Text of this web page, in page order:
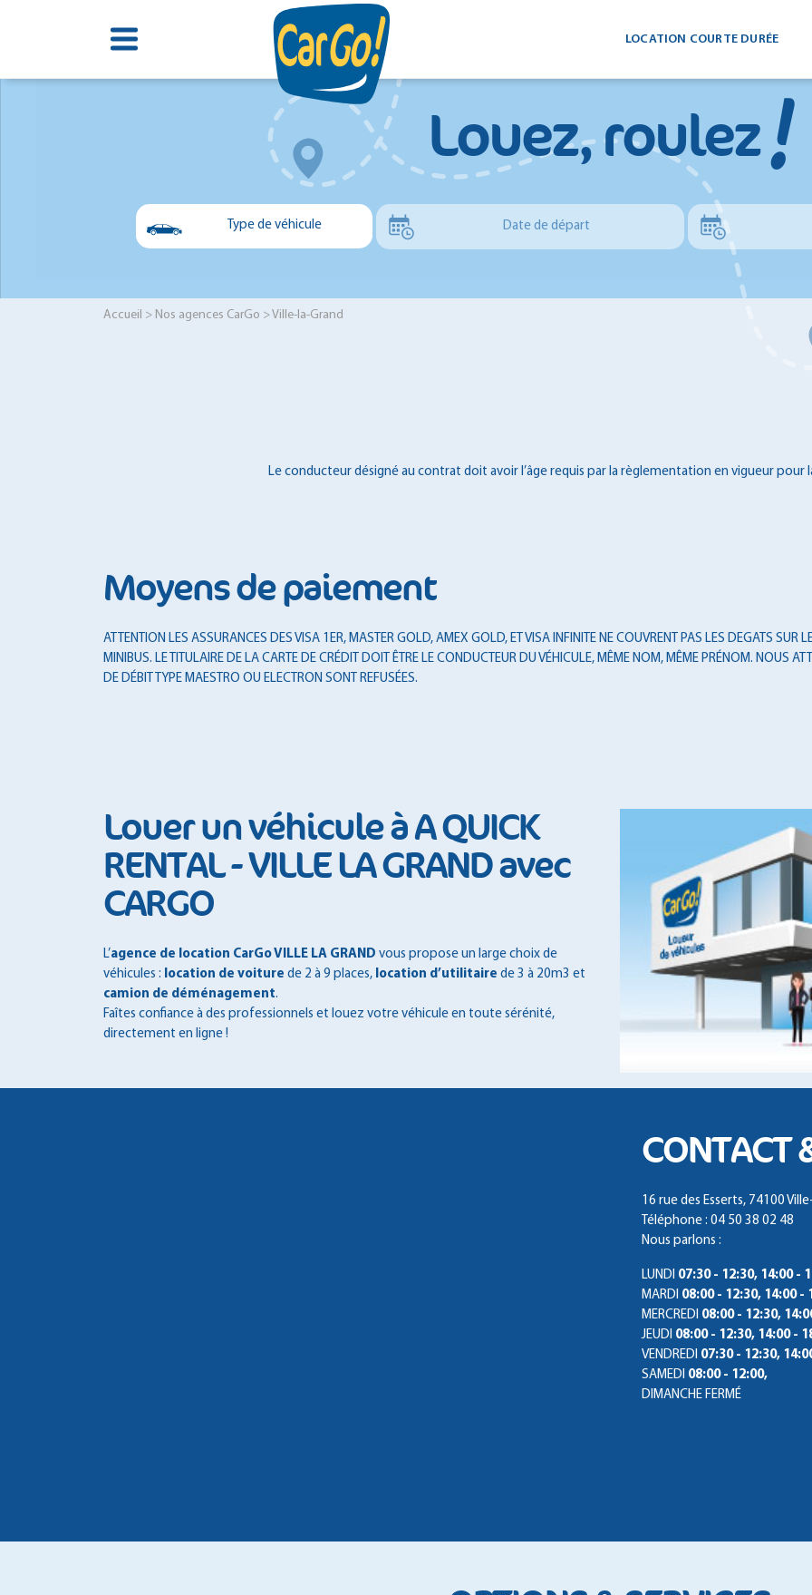
LOCATION COURTE DURÉE
Louez, roulez!
Type de véhicule Date de départ
Accueil > Nos agences CarGo > Ville-la-Grand
Le conducteur désigné au contrat doit avoir l’âge requis par la règlementation en vigueur pour
Moyens de paiement
ATTENTION LES ASSURANCES DES VISA 1ER, MASTER GOLD, AMEX GOLD, ET VISA INFINITE NE COUVRENT PAS LES DEGATS SUR
MINIBUS. LE TITULAIRE DE LA CARTE DE CRÉDIT DOIT ÊTRE LE CONDUCTEUR DU VÉHICULE, MÊME NOM, MÊME PRÉNOM. NOUS
DE DÉBIT TYPE MAESTRO OU ELECTRON SONT REFUSÉES.
Louer un véhicule à A QUICK
RENTAL - VILLE LA GRAND avec
CARGO
L’agence de location CarGo VILLE LA GRAND vous propose un large choix de
véhicules : location de voiture de 2 à 9 places, location d’utilitaire de 3 à 20m3 et
camion de déménagement.
Faîtes confiance à des professionnels et louez votre véhicule en toute sérénité,
directement en ligne !
CONTACT
16 rue des Esserts, 74100
Téléphone : 04 50 38 02 48
Nous parlons :
LUNDI 07:30 - 12:30, 14:00 -
MARDI 08:00 - 12:30, 14:00 -
MERCREDI 08:00 - 12:30,
JEUDI 08:00 - 12:30, 14:00 -
VENDREDI 07:30 - 12:30,
SAMEDI 08:00 - 12:00,
DIMANCHE FERMÉ